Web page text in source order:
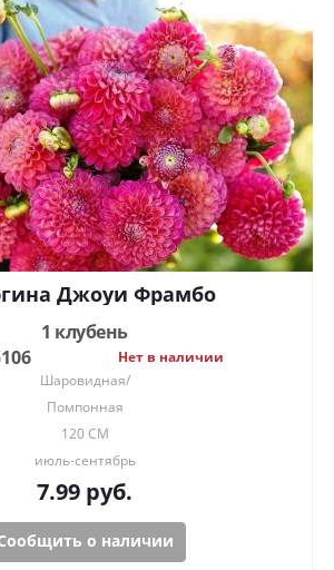
Джоуи Фрамбо
1 клубень
Нет в наличии
Шаровидная/
Помпонная
120 СМ
июль-сентябрь
7.99 руб.
о наличии